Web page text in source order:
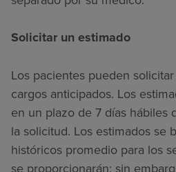
Solicitar un estimado
Los pacientes pueden
cargos anticipados. Los
en un plazo de 7 días hábiles
la solicitud. Los estimados se
históricos promedio para los
se proporcionarán; sin